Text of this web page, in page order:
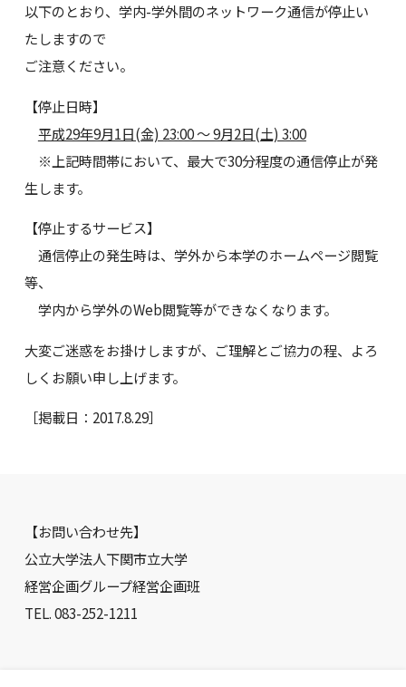
以下のとおり、学内-学外間のネットワーク通信が停止い
たしますので
ご注意ください。
【停止日時】
平成29年9月1日(金) 23:00 ～ 9月2日(土) 3:00
※上記時間帯において、最大で30分程度の通信停止が発
生します。
【停止するサービス】
通信停止の発生時は、学外から本学のホームページ閲覧
等、
学内から学外のWeb閲覧等ができなくなります。
大変ご迷惑をお掛けしますが、ご理解とご協力の程、よろ
しくお願い申し上げます。
［掲載日：2017.8.29］
【お問い合わせ先】
公立大学法人下関市立大学
経営企画グループ経営企画班
TEL. 083-252-1211